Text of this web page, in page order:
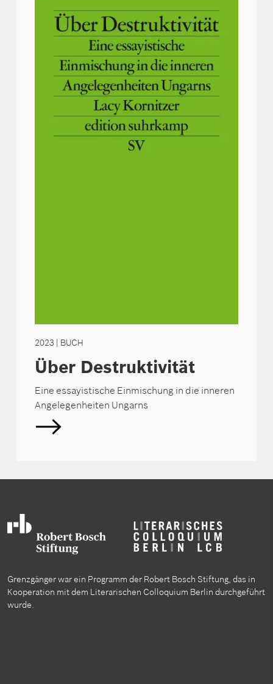
2023 | BUCH
Über Destruktivität
Eine essayistische Einmischung in die inneren
Angelegenheiten Ungarns
Grenzgänger war ein Programm der Robert Bosch Stiftung, das in
Kooperation mit dem Literarischen Colloquium Berlin durchgeführt
wurde.